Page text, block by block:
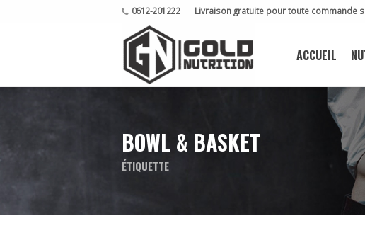
0612-201222 Livraison gratuite pour toute commande
ACCUEIL
BOWL & BASKET
ÉTIQUETTE